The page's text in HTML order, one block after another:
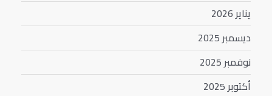
يناير 2026
ديسمبر 2025
نوفمبر 2025
أكتوبر 2025